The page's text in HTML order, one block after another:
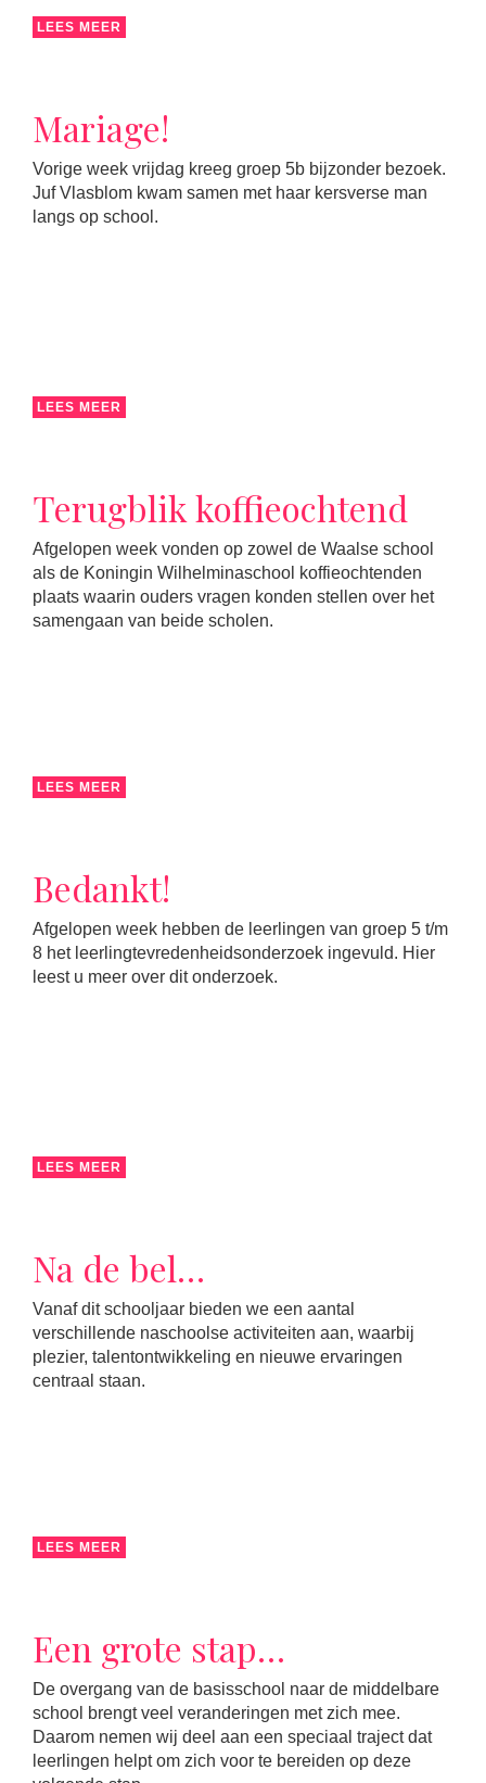
LEES MEER
Mariage!
Vorige week vrijdag kreeg groep 5b bijzonder bezoek.
Juf Vlasblom kwam samen met haar kersverse man
langs op school.
LEES MEER
Terugblik koffieochtend
Afgelopen week vonden op zowel de Waalse school
als de Koningin Wilhelminaschool koffieochtenden
plaats waarin ouders vragen konden stellen over het
samengaan van beide scholen.
LEES MEER
Bedankt!
Afgelopen week hebben de leerlingen van groep 5 t/m
8 het leerlingtevredenheidsonderzoek ingevuld. Hier
leest u meer over dit onderzoek.
LEES MEER
Na de bel…
Vanaf dit schooljaar bieden we een aantal
verschillende naschoolse activiteiten aan, waarbij
plezier, talentontwikkeling en nieuwe ervaringen
centraal staan.
LEES MEER
Een grote stap…
De overgang van de basisschool naar de middelbare
school brengt veel veranderingen met zich mee.
Daarom nemen wij deel aan een speciaal traject dat
leerlingen helpt om zich voor te bereiden op deze